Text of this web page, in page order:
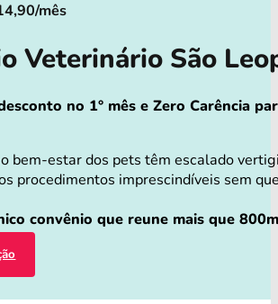
mês
Veterinário São
no 1° mês e Zero Carência
bem-estar dos pets têm escalado
procedimentos imprescindíveis sem
convênio que reune mais que